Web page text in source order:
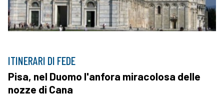
ITINERARI DI FEDE
Pisa, nel Duomo l'anfora miracolosa delle
nozze di Cana